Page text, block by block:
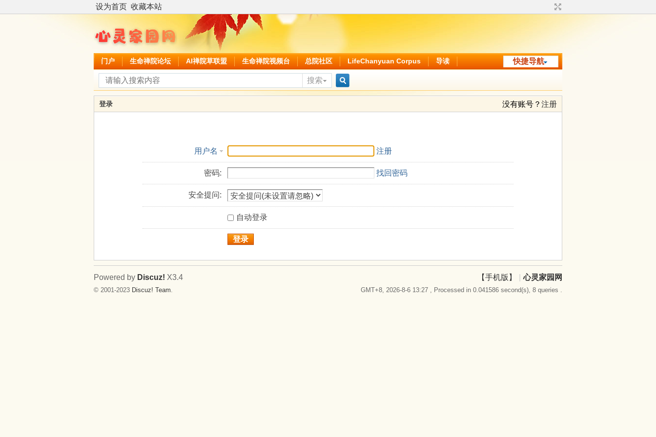
设为首页 收藏本站
快捷导航
门户 生命禅院论坛 AI禅院草联盟 生命禅院视频台 总院社区 LifeChanyuan Corpus 导读
搜索
搜
没有账号？ 注册
登录
用户名 注册
密码: 找回密码
安全提问:
自动登录
登录
【手机版】 心灵家园网
GMT+8, 2026-8-6 13:27 , Processed in 0.041586 second(s), 8 queries .
Powered by Discuz! X3.4
© 2001-2023 Discuz! Team.